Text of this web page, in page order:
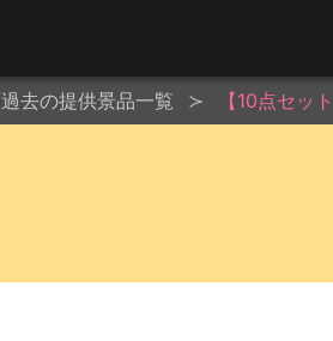
過去の提供景品一覧 【10点セ